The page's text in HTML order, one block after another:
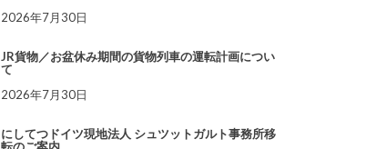
2026年7月30日
JR貨物／お盆休み期間の貨物列車の運転計画につい
て
2026年7月30日
にしてつドイツ現地法人 シュツットガルト事務所移
転のご案内